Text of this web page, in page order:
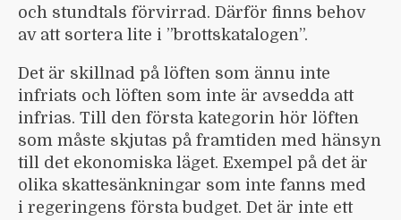
och stundtals förvirrad. Därför finns behov
av att sortera lite i ”brottskatalogen”.
Det är skillnad på löften som ännu inte
infriats och löften som inte är avsedda att
infrias. Till den första kategorin hör löften
som måste skjutas på framtiden med hänsyn
till det ekonomiska läget. Exempel på det är
olika skatte­sänkningar som inte fanns med
i regeringens första budget. Det är inte ett